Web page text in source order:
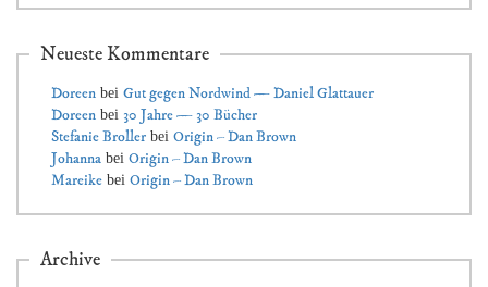
Neueste Kommentare
Doreen bei Gut gegen Nordwind — Daniel Glattauer
Doreen bei 30 Jahre — 30 Bücher
Stefanie Broller bei Origin – Dan Brown
Johanna bei Origin – Dan Brown
Mareike bei Origin – Dan Brown
Archive